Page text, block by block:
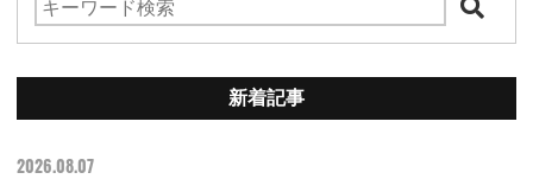
新着記事
2026.08.07